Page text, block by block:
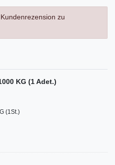
zu
KG (1 Adet.)
(1St.)